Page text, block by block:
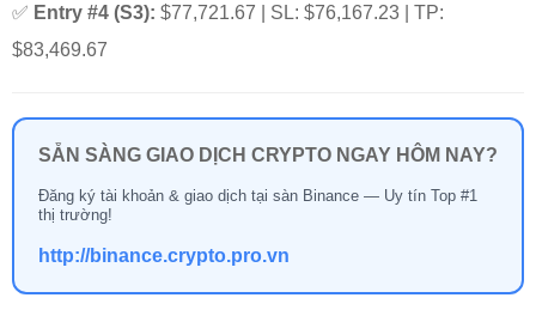
✅ Entry #4 (S3): $77,721.67 | SL: $76,167.23 | TP:
$83,469.67
SẴN SÀNG GIAO DỊCH CRYPTO NGAY HÔM NAY?
Đăng ký tài khoản & giao dịch tại sàn Binance — Uy tín Top #1
thị trường!
http://binance.crypto.pro.vn